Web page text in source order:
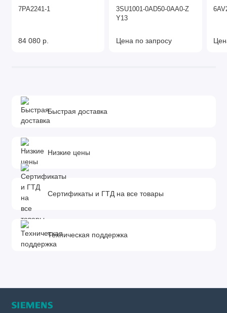
7PA2241-1
84 080 р.
3SU1001-0AD50-0AA0-Z
Y13
Цена по запросу
Быстрая доставка
Низкие цены
Сертификаты и ГТД на все товары
Техническая поддержка